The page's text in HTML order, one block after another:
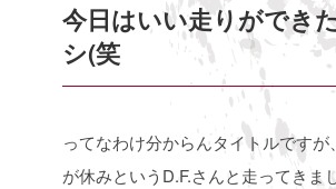
今日はいい走りができ
シ(笑
ってなわけ分からんタイトルですが
が休みというD.F.さんと走ってきま